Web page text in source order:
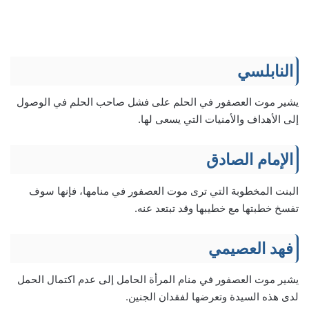
النابلسي
يشير موت العصفور في الحلم على فشل صاحب الحلم في الوصول
إلى الأهداف والأمنيات التي يسعى لها.
الإمام الصادق
البنت المخطوبة التي ترى موت العصفور في منامها، فإنها سوف
تفسخ خطبتها مع خطيبها وقد تبتعد عنه.
فهد العصيمي
يشير موت العصفور في منام المرأة الحامل إلى عدم اكتمال الحمل
لدى هذه السيدة وتعرضها لفقدان الجنين.